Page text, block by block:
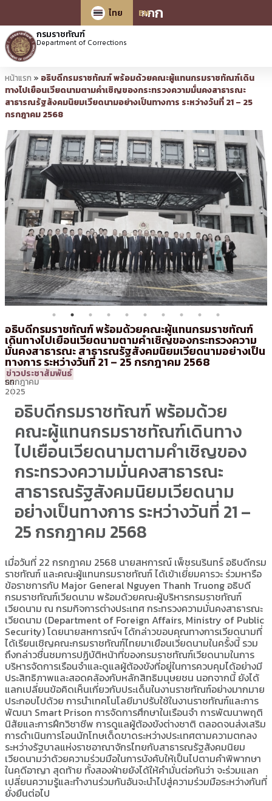
กกก
ไทย
EN
กรมราชทัณฑ์
Department of Corrections
หน้าแรก » อธิบดีกรมราชทัณฑ์ พร้อมด้วยคณะผู้แทนกรมราชทัณฑ์เดิน
ทางไปเยือนเวียดนามตามคำเชิญของกระทรวงความมั่นคงสาธารณะ
สาธารณรัฐสังคมนิยมเวียดนามอย่างเป็นทางการ ระหว่างวันที่ 21 – 25
กรกฎาคม 2568
อธิบดีกรมราชทัณฑ์ พร้อมด้วยคณะผู้แทนกรมราชทัณฑ์
เดินทางไปเยือนเวียดนามตามคำเชิญของกระทรวงความ
มั่นคงสาธารณะ สาธารณรัฐสังคมนิยมเวียดนามอย่างเป็น
ทางการ ระหว่างวันที่ 21 – 25 กรกฎาคม 2568
25
กรกฎาคม
2025
21:21 น.
โดย
ศท.
รท.
ข่าวประชาสัมพันธ์
อธิบดีกรมราชทัณฑ์ พร้อมด้วย
คณะผู้แทนกรมราชทัณฑ์เดินทาง
ไปเยือนเวียดนามตามคำเชิญของ
กระทรวงความมั่นคงสาธารณะ
สาธารณรัฐสังคมนิยมเวียดนาม
อย่างเป็นทางการ ระหว่างวันที่ 21 –
25 กรกฎาคม 2568
เมื่อวันที่ 22 กรกฎาคม 2568 นายสหการณ์ เพ็ชรนรินทร์ อธิบดีกรม
ราชทัณฑ์ และคณะผู้แทนกรมราชทัณฑ์ ได้เข้าเยี่ยมคารวะ ร่วมหารือ
ข้อราชการกับ Major General Nguyen Thanh Truong อธิบดี
กรมราชทัณฑ์เวียดนาม พร้อมด้วยคณะผู้บริหารกรมราชทัณฑ์
เวียดนาม ณ กรมกิจการต่างประเทศ กระทรวงความมั่นคงสาธารณะ
เวียดนาม (Department of Foreign Affairs, Ministry of Public
Security) โดยนายสหการณ์ฯ ได้กล่าวขอบคุณทางการเวียดนามที่
ได้เรียนเชิญคณะกรมราชทัณฑ์ไทยมาเยือนเวียดนามในครั้งนี้ รวม
ถึงกล่าวชื่นชมการปฏิบัติหน้าที่ของกรมราชทัณฑ์เวียดนามในการ
บริหารจัดการเรือนจำและดูแลผู้ต้องขังที่อยู่ในการควบคุมได้อย่างมี
ประสิทธิภาพและสอดคล้องกับหลักสิทธิมนุษยชน นอกจากนี้ ยังได้
แลกเปลี่ยนข้อคิดเห็นเกี่ยวกับประเด็นในงานราชทัณฑ์อย่างมากมาย
ประกอบไปด้วย การนำเทคโนโลยีมาปรับใช้ในงานราชทัณฑ์และการ
พัฒนา Smart Prison การจัดการศึกษาในเรือนจำ การพัฒนาพฤติ
นิสัยและการฝึกวิชาชีพ การดูแลผู้ต้องขังต่างชาติ ตลอดจนส่งเสริม
การดำเนินการโอนนักโทษเด็ดขาดระหว่างประเทศตามความตกลง
ระหว่างรัฐบาลแห่งราชอาณาจักรไทยกับสาธารณรัฐสังคมนิยม
เวียดนามว่าด้วยความร่วมมือในการบังคับให้เป็นไปตามคำพิพากษา
ในคดีอาญา สุดท้าย ทั้งสองฝ่ายยังได้ให้คำมั่นต่อกันว่า จะร่วมแลก
เปลี่ยนความรู้และทำงานร่วมกันอันจะนำไปสู่ความร่วมมือระหว่างกันที่
ยั่งยืนต่อไป